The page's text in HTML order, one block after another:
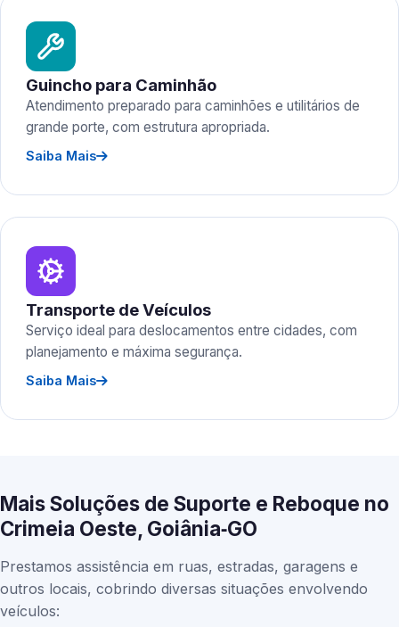
Guincho para Caminhão
Atendimento preparado para caminhões e utilitários de
grande porte, com estrutura apropriada.
Saiba Mais
Transporte de Veículos
Serviço ideal para deslocamentos entre cidades, com
planejamento e máxima segurança.
Saiba Mais
Mais Soluções de Suporte e Reboque no
Crimeia Oeste, Goiânia‑GO
Prestamos assistência em ruas, estradas, garagens e
outros locais, cobrindo diversas situações envolvendo
veículos: